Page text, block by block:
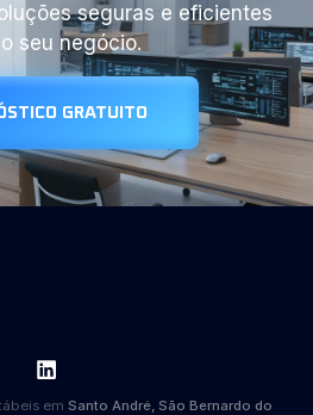
seguras e eficientes
seu negócio.
GRATUITO
em Santo André, São Bernardo do